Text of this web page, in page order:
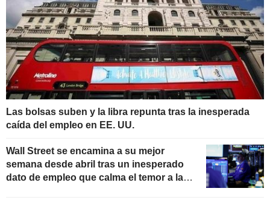
Las bolsas suben y la libra repunta tras la inesperada
caída del empleo en EE. UU.
Wall Street se encamina a su mejor
semana desde abril tras un inesperado
dato de empleo que calma el temor a las